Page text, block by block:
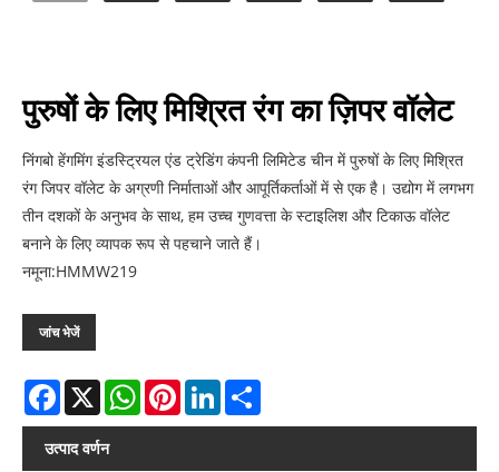
पुरुषों के लिए मिश्रित रंग का ज़िपर वॉलेट
निंगबो हेंगमिंग इंडस्ट्रियल एंड ट्रेडिंग कंपनी लिमिटेड चीन में पुरुषों के लिए मिश्रित
रंग जिपर वॉलेट के अग्रणी निर्माताओं और आपूर्तिकर्ताओं में से एक है। उद्योग में लगभग
तीन दशकों के अनुभव के साथ, हम उच्च गुणवत्ता के स्टाइलिश और टिकाऊ वॉलेट
बनाने के लिए व्यापक रूप से पहचाने जाते हैं।
नमूना:HMMW219
जांच भेजें
Facebook
X WhatsAppPinterestLinkedIn
उत्पाद वर्णन